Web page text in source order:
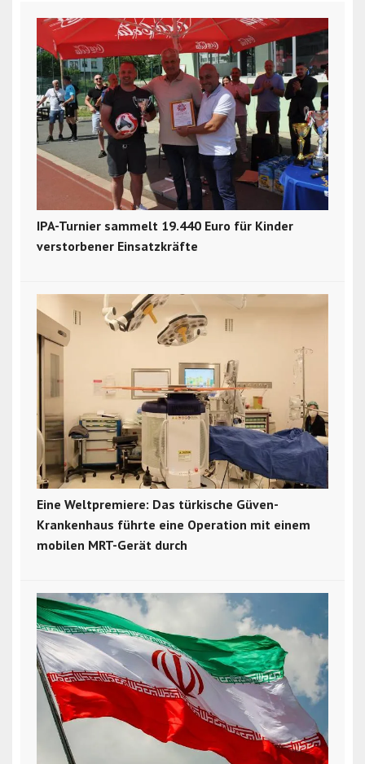
IPA-Turnier sammelt 19.440 Euro für Kinder
verstorbener Einsatzkräfte
Eine Weltpremiere: Das türkische Güven-
Krankenhaus führte eine Operation mit einem
mobilen MRT-Gerät durch